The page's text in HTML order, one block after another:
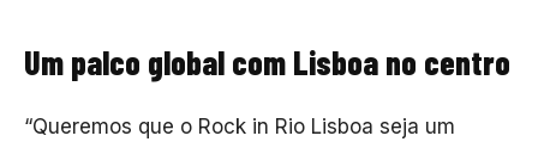
Um palco global com Lisboa no centro
“Queremos que o Rock in Rio Lisboa seja um